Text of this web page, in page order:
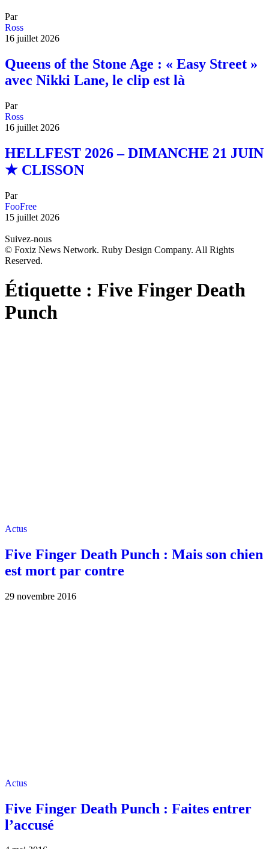
Par
Ross
16 juillet 2026
Queens of the Stone Age : « Easy Street »
avec Nikki Lane, le clip est là
Par
Ross
16 juillet 2026
HELLFEST 2026 – DIMANCHE 21 JUIN
★ CLISSON
Par
FooFree
15 juillet 2026
Suivez-nous
© Foxiz News Network. Ruby Design Company. All Rights
Reserved.
Étiquette : Five Finger Death
Punch
Actus
Five Finger Death Punch : Mais son chien
est mort par contre
29 novembre 2016
Actus
Five Finger Death Punch : Faites entrer
l’accusé